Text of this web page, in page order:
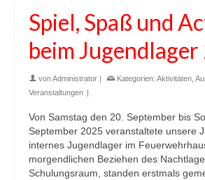
Spiel, Spaß und
beim
vonAdministrator | Kategorien: Aktivitäten
Veranstaltungen |
Von Samstag den 20. September bis
September 2025 veranstaltete unsere
internes Jugendlager im
morgendlichen Beziehen des
Schulungsraum, standen erstmals